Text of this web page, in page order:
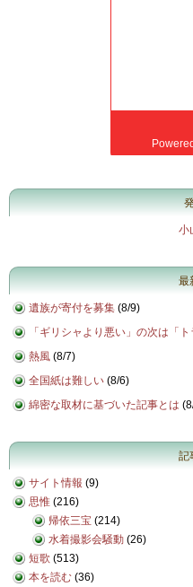
小
最
遺族が寄付を募集 (8/9)
「ギリシャより悪い」の次は「ト
熱風 (8/7)
全国紙は難しい (8/6)
綿密な取材に基づいた記事とは (
記
サイト情報 (9)
思惟 (216)
帰依三宝 (214)
水着撮影会騒動 (26)
短歌 (513)
本を読む (36)